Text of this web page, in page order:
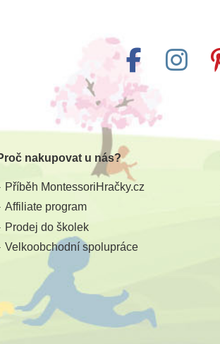
nakupovat u nás?
Příběh MontessoriHračky.cz
Affiliate program
Prodej do školek
Velkoobchodní spolupráce